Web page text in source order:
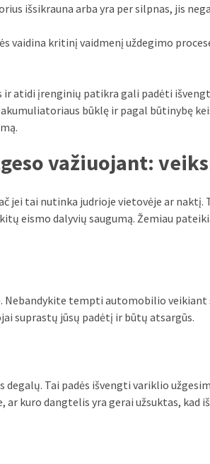
išsikrauna arba yra per silpnas, jis
vaidina kritinį vaidmenį uždegimo
atidi įrenginių patikra gali padėti
būklę ir pagal būtinybę
važiuojant:
jei tai nutinka judrioje vietovėje ar
eismo dalyvių saugumą. Žemiau
Nebandykite tempti automobilio veikiant
suprastų jūsų padėtį ir būtų atsargūs.
Tai padės išvengti variklio
kuro dangtelis yra gerai užsuktas, kad